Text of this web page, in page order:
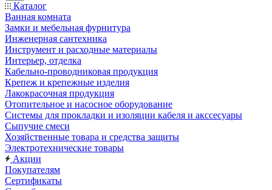
Каталог
Ванная комната
Замки и мебельная фурнитура
Инженерная сантехника
Инструмент и расходные материалы
Интерьер, отделка
Кабельно-проводниковая продукция
Крепеж и крепежные изделия
Лакокрасочная продукция
Отопительное и насосное оборудование
Системы для прокладки и изоляции кабеля и акссесуары
Сыпучие смеси
Хозяйственные товара и средства защиты
Электротехнические товары
Акции
Покупателям
Сертификаты